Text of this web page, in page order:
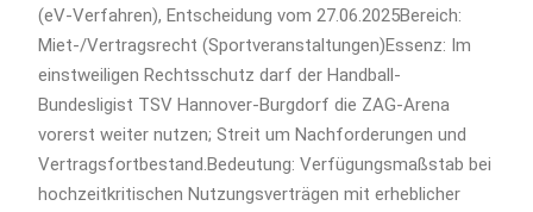
(eV-Verfahren), Entscheidung vom 27.06.2025Bereich:
Miet-/Vertragsrecht (Sportveranstaltungen)Essenz: Im
einstweiligen Rechtsschutz darf der Handball-
Bundesligist TSV Hannover-Burgdorf die ZAG-Arena
vorerst weiter nutzen; Streit um Nachforderungen und
Vertragsfortbestand.Bedeutung: Verfügungsmaßstab bei
hochzeitkritischen Nutzungsverträgen mit erheblicher